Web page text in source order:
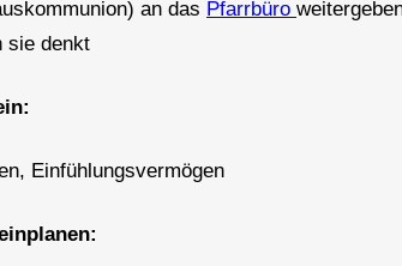
an das Pfarrbüro
sie denkt
Einfühlungsvermögen